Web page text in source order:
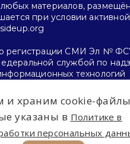
на сайте?
материалов,
при условии активной
о регистрации СМИ Эл №
службой по
технологий
(Роскомнадзор)
и храним cookie-
указаны в Политике в
персональных